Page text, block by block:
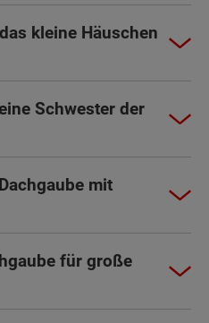
kleine Häuschen
Schwester der
mit
für große